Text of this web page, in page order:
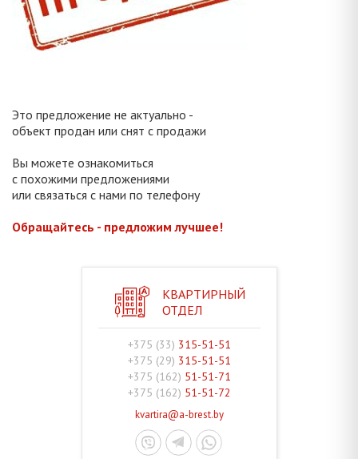
Это предложение не актуально -
объект продан или снят с продажи
Вы можете ознакомиться
с похожими предложениями
или связаться с нами по телефону
Обращайтесь - предложим лучшее!
КВАРТИРНЫЙ
ОТДЕЛ
+375 (33) 315-51-51
+375 (29) 315-51-51
+375 (162) 51-51-71
+375 (162) 51-51-72
kvartira@a-brest.by